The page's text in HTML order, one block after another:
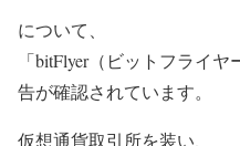
について、
「bitFlyer（ビットフライ
告が確認されています。
仮想通貨取引所を装い、